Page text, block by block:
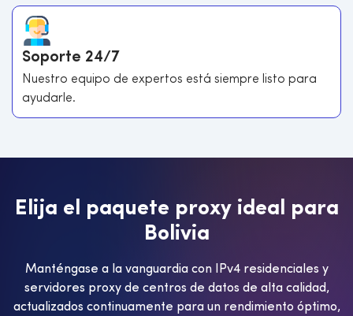
Soporte 24/7
Nuestro equipo de expertos está siempre listo para
ayudarle.
Elija el paquete proxy ideal para
Bolivia
Manténgase a la vanguardia con IPv4 residenciales y
servidores proxy de centros de datos de alta calidad,
actualizados continuamente para un rendimiento óptimo,